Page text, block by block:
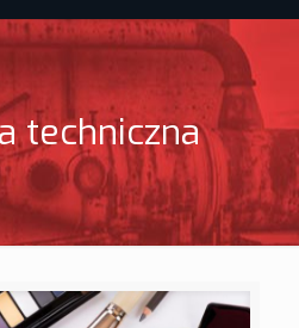
techniczna